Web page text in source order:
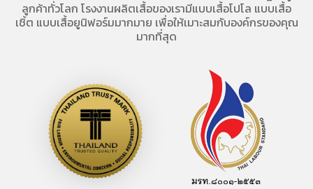
ลูกค้าทั่วโลก โรงงานผลิตเสื้อของเรามีแบบเสื้อโปโล แบบเสื้อ
เชิ้ต แบบเสื้อยูนิฟอร์มมากมาย เพื่อให้เมาะสมกับองค์กรของคุณ
มากที่สุด